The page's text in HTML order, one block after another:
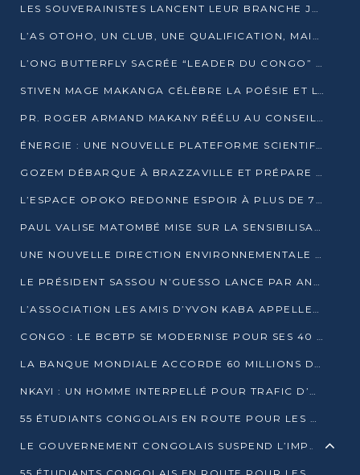
LES SOUVERAINISTES LANCENT LEUR BRANCHE JEUNE À BRAZZAVILLE
L’AS OTOHO, UN CLUB, UNE QUALIFICATION, MAIS ENCORE DES DOUTES
L’ONG BUTTERFLY SACRÉE “LEADER DU CONGO” AU PRIX D’EXCELLENCE 2025
STIVEN MAGE MAKANGA CÉLÈBRE LA POÉSIE ET L’HUMAIN AVEC SON RECUEIL “HECTARE”
PR. ROGER ARMAND MAKANY RÉÉLU AU CONSEIL DE L’AUF
ÉNERGIE : UNE NOUVELLE PLATEFORME SCIENTIFIQUE POUR LA TRANSITION ÉNERGÉTIQUE EN AFRIQUE CENTRALE
GOZEM DÉBARQUE À BRAZZAVILLE ET PRÉPARE SON ARRIVÉE À POINTE-NOIRE
L’ESPACE OPOKO REDONNE ESPOIR À PLUS DE 775 ÉLÈVES AUTOCHTONES DANS LE NORD DU CONGO
PAUL VALISE MATOMBÉ MISE SUR LA SENSIBILISATION POUR ÉRAQUER LE GRAND BANDITISME
UNE NOUVELLE DIRECTION ENVIRONNEMENTALE POUR RENFORCER LA GESTION DES DONNÉES AU CONGO
LE PRÉSIDENT SASSOU N’GUESSO LANCE PAR ANTICIPATION LA 39ÈME JOURNÉE NATIONALE DE L’ARBRE
L’ASSOCIATION LES AMIS D’YVON KABA APPELLENT DENIS SASSOU N’GUESSO À SE PORTER CANDIDAT
CONGO : LE BCBTP SE MODERNISE POUR SES 40 ANS D’EXISTENCE
LA BANQUE MONDIALE ACCORDE 60 MILLIONS DE DOLLARS POUR LA RÉSILIENCE URBAINE AU CONGO
NKAYI : UN HOMME INTERPELLÉ POUR TRAFIC D’UN BÉBÉ CHIMPANZÉ
55 ÉTUDIANTS CONGOLAIS EN ROUTE POUR LES UNIVERSITÉS ALGÉRIENNES
LE GOUVERNEMENT CONGOLAIS SUSPEND L’IMPORTATION DES MACHETTES ET DES MOTOS